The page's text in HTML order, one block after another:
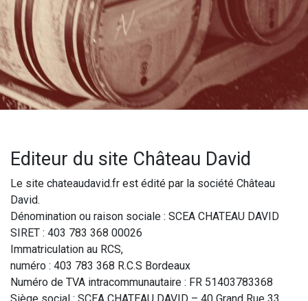
Editeur du site Château David
Le site chateaudavid.fr est édité par la société Château
David.
Dénomination ou raison sociale : SCEA CHATEAU DAVID
SIRET : 403 783 368 00026
Immatriculation au RCS,
numéro : 403 783 368 R.C.S Bordeaux
Numéro de TVA intracommunautaire : FR 51403783368